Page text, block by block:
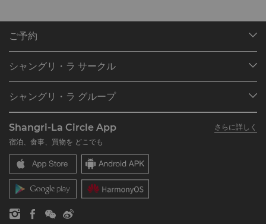
ご予約
ご予約の検索
レストラン＆バー
シャングリ・ラ サークル
シャングリ・ラ サークルに入会
よくあるお問合せや質問
SLCに関するお問い合わせ
シャングリ・ラ グループ
シャングリ・ラ ブランド
シャングリ・ラ センター
レジデンス
お問い合わせ
採用情報
企業の社会的責任
ニュース
Shangri-La Circle App
さらに詳しく
宿泊、食事、買物を どこでも